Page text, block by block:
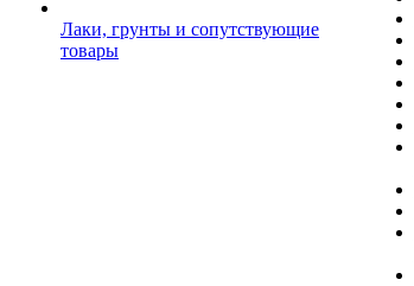
Лаки, грунты и сопутствующие
товары